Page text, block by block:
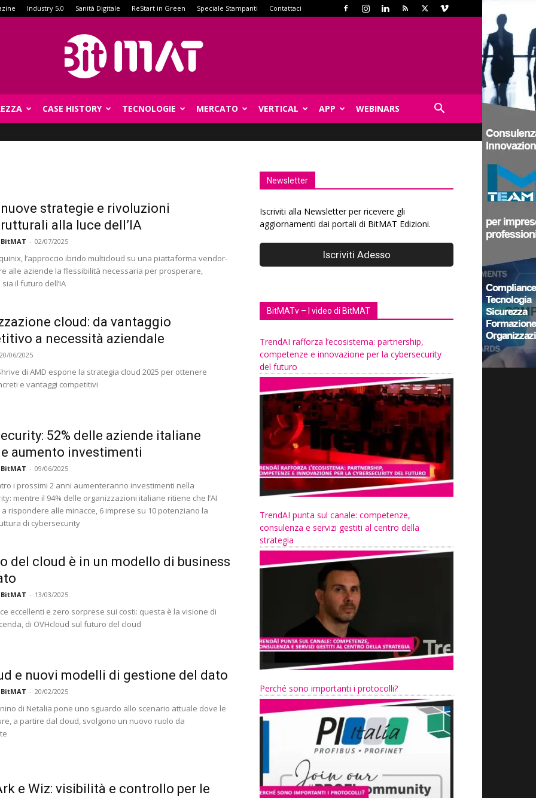
Industry 5.0 Sanità Digitale ReStart in Green Speciale Stampanti Contattaci
CASE HISTORY TECNOLOGIE MERCATO VERTICAL APP WEBINARS
strategie e rivoluzioni
alla luce dell’IA
- 02/07/2025
l’approccio ibrido multicloud su una piattaforma vendor-
alle aziende la flessibilità necessaria per prosperare,
il futuro dell’IA
cloud: da vantaggio
a necessità aziendale
20/06/2025
di AMD espone la strategia cloud 2025 per ottenere
e vantaggi competitivi
52% delle aziende italiane
aumento investimenti
- 09/06/2025
i prossimi 2 anni aumenteranno investimenti nella
mentre il 94% delle organizzazioni italiane ritiene che l’AI
rispondere alle minacce, 6 imprese su 10 potenziano la
di cybersecurity
del cloud è in un modello di business
- 13/03/2025
eccellenti e zero sorprese sui costi: questa è la visione di
di OVHcloud sul futuro del cloud
e nuovi modelli di gestione del dato
- 20/02/2025
di Netalia pone uno sguardo allo scenario attuale dove le
a partire dal cloud, svolgono un nuovo ruolo da
e Wiz: visibilità e controllo per le
Newsletter
Iscriviti alla Newsletter per ricevere gli
aggiornamenti dai portali di BitMAT Edizioni.
BitMATv – I video di BitMAT
TrendAI rafforza l’ecosistema: partnership,
competenze e innovazione per la cybersecurity
del futuro
TrendAI punta sul canale: competenze,
consulenza e servizi gestiti al centro della
strategia
Perché sono importanti i protocolli?